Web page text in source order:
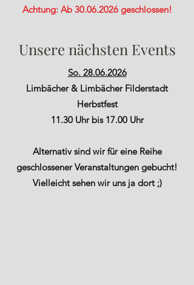
Achtung: Ab 30.06.2026geschlossen!
Unsere nächsten Events
So. 28.06.2026
Limbächer & Limbächer Filderstadt
Herbstfest
11.30 Uhr bis 17.00 Uhr
Alternativ sind wir für eine Reihe
geschlossener Veranstaltungen gebucht!
Vielleicht sehen wir uns ja dort ;)